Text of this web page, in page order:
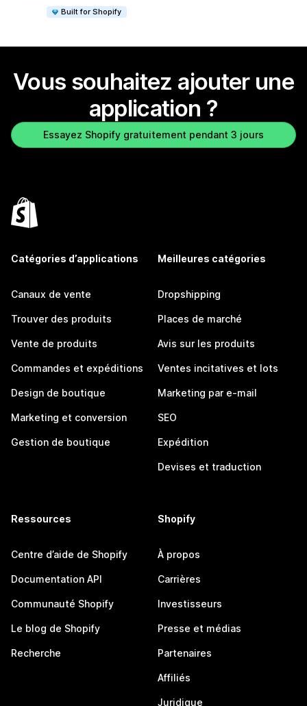
Built for Shopify
Vous souhaitez ajouter une
application ?
Essayez Shopify gratuitement pendant 3 jours
Catégories d’applications
Canaux de vente
Trouver des produits
Vente de produits
Commandes et expéditions
Design de boutique
Marketing et conversion
Gestion de boutique
Meilleures catégories
Dropshipping
Places de marché
Avis sur les produits
Ventes incitatives et lots
Marketing par e-mail
SEO
Expédition
Devises et traduction
Ressources
Centre d’aide de Shopify
Documentation API
Communauté Shopify
Le blog de Shopify
Recherche
Shopify
À propos
Carrières
Investisseurs
Presse et médias
Partenaires
Affiliés
Juridique